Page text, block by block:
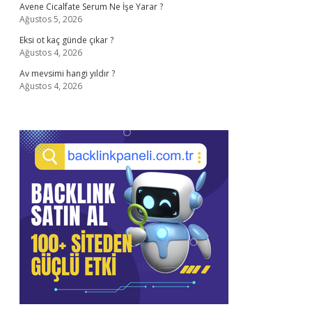
Avene Cicalfate Serum Ne İşe Yarar ?
Ağustos 5, 2026
Eksi ot kaç günde çıkar ?
Ağustos 4, 2026
Av mevsimi hangi yıldır ?
Ağustos 4, 2026